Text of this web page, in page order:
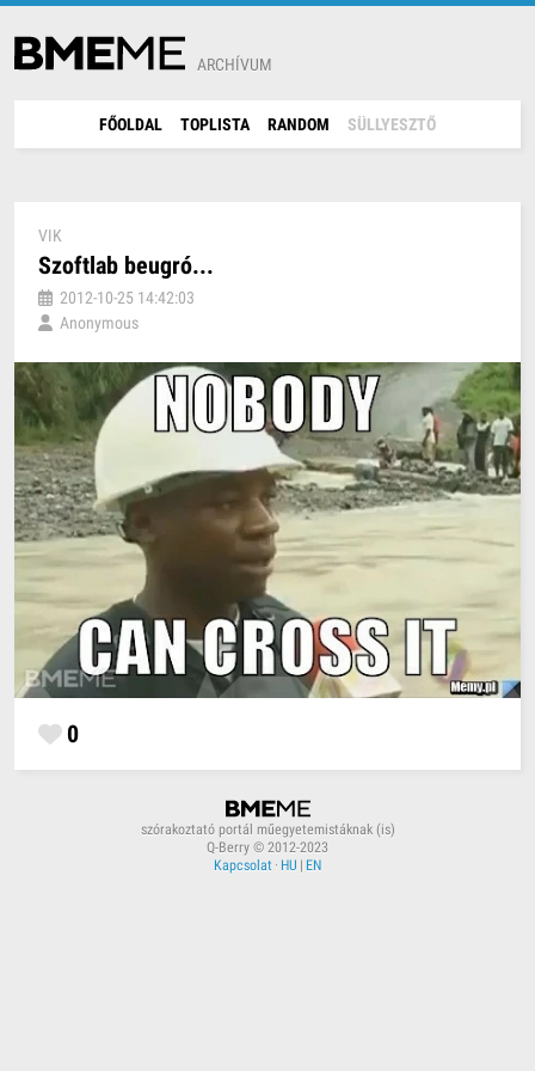
ARCHÍVUM
FŐOLDAL TOPLISTA RANDOM SÜLLYESZTŐ
VIK
Szoftlab beugró...
2012-10-25 14:42:03
Anonymous
0
szórakoztató portál műegyetemistáknak (is)
Q-Berry © 2012-2023
Kapcsolat · HU | EN